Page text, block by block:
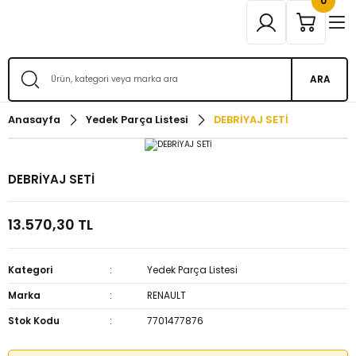
ARA
Anasayfa Yedek Parça Listesi DEBRİYAJ SETİ
DEBRİYAJ SETİ
13.570,30 TL
Kategori
Yedek Parça Listesi
Marka
RENAULT
Stok Kodu
7701477876